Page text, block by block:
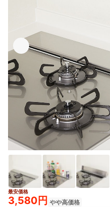
最安価格
3,580円 やや高価格